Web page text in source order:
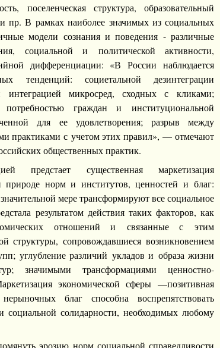
поселенческая структура, образовательный
пр. В рамках наиболее значимых из социальных
модели сознания и поведения - различные
социальной и политической активности,
дифференциации: «В России наблюдается
тенденций: социетальной дезинтеграции
интеграцией микросред, сходных с кликами;
потребностью граждан и институциональной
для ее удовлетворения; разрыв между
практиками с учетом этих правил», — отмечают
общественных практик.
предстает существенная маркетизация
природе норм и институтов, ценностей и благ:
мере трансформируют все социальное
результатом действия таких факторов, как
отношений и связанные с этим
структуры, сопровождавшиеся возникновением
углубление различий укладов и образа жизни
значимыми трансформациями ценностно-
экономической сферы —позитивная
благ способна воспрепятствовать
солидарности, необходимых любому
эрозию норм социальной справедливости